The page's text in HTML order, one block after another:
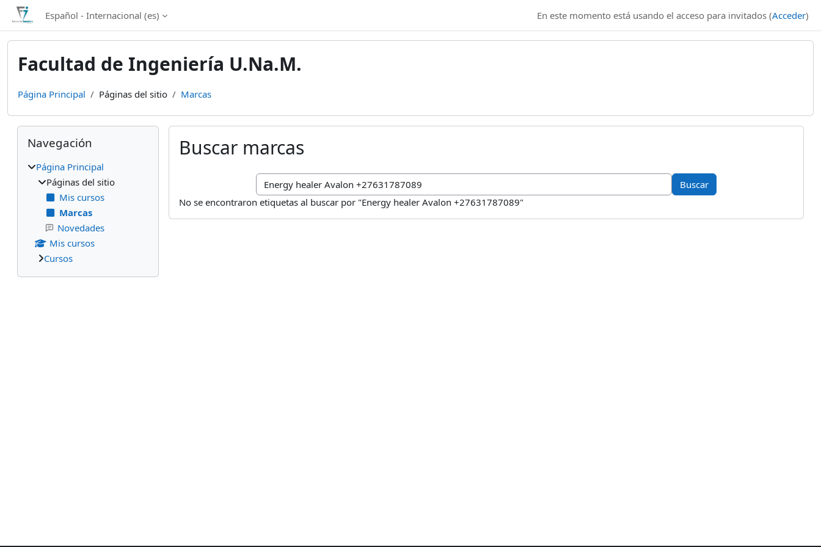
Salta al contenido principal
Español - Internacional ‎(es)‎ En este momento está usando el acceso para invitados (Acceder)
Facultad de Ingeniería U.Na.M.
Página Principal Páginas del sitio Marcas
Buscar marcas
Buscar marcas
No se encontraron etiquetas al buscar por "Energy healer Avalon +27631787089"
Bloques
Salta Navegación
Navegación
Página Principal
Páginas del sitio
Mis cursos
Marcas
Novedades
Mis cursos
Cursos